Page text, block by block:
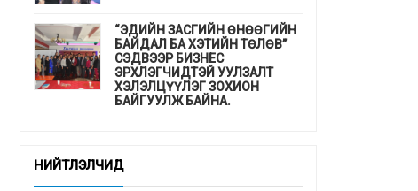
“ЭДИЙН ЗАСГИЙН ӨНӨӨГИЙН
БАЙДАЛ БА ХЭТИЙН ТӨЛӨВ”
СЭДВЭЭР БИЗНЕС
ЭРХЛЭГЧИДТЭЙ УУЛЗАЛТ
ХЭЛЭЛЦҮҮЛЭГ ЗОХИОН
БАЙГУУЛЖ БАЙНА.
сануулав
НИЙТЛЭЛЧИД